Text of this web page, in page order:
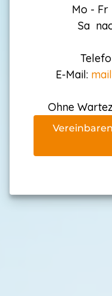
Mo - Fr
Sa
E-Mail:
Ohne